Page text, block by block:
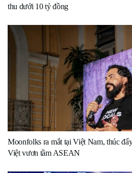
thu dưới 10 tỷ đồng
Moonfolks ra mắt tại Việt Nam, thúc
Việt vươn tầm ASEAN